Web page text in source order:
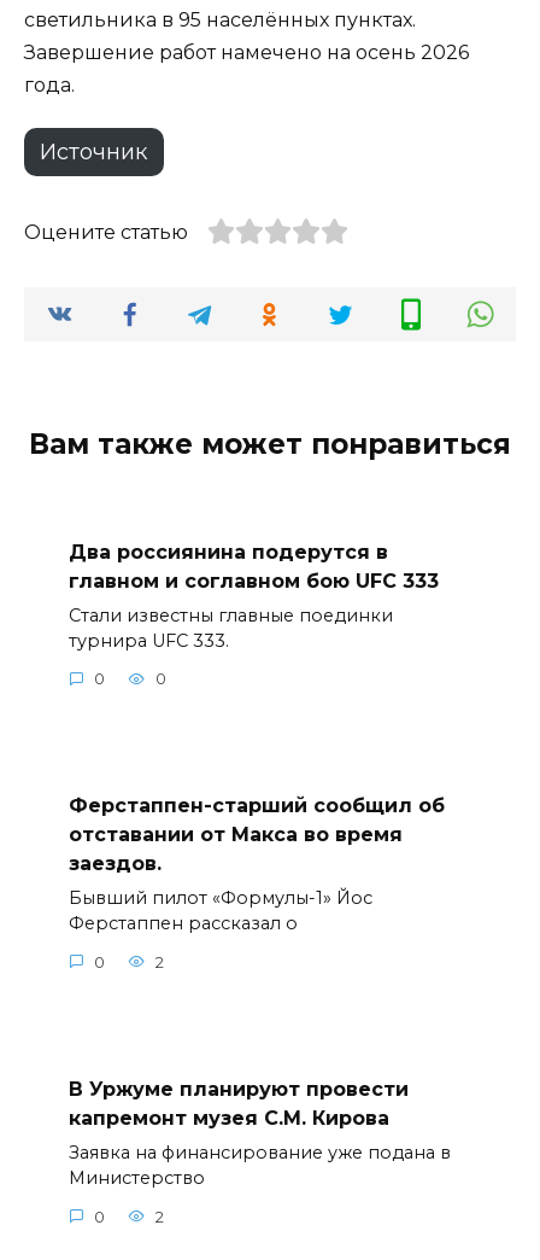
светильника в 95 населённых пунктах.
Завершение работ намечено на осень 2026
года.
Источник
Оцените статью
Вам также может понравиться
Два россиянина подерутся в
главном и соглавном бою UFC 333
Стали известны главные поединки
турнира UFC 333.
0 0
Ферстаппен-старший сообщил об
отставании от Макса во время
заездов.
Бывший пилот «Формулы-1» Йос
Ферстаппен рассказал о
0 2
В Уржуме планируют провести
капремонт музея С.М. Кирова
Заявка на финансирование уже подана в
Министерство
0 2